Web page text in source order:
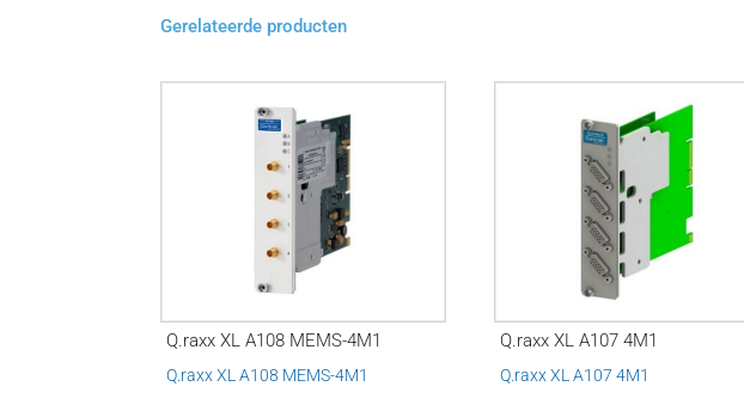
Gerelateerde producten
Q.raxx XL A108 MEMS-4M1
Q.raxx XL A108 MEMS-4M1
Q.raxx XL A107 4M1
Q.raxx XL A107 4M1